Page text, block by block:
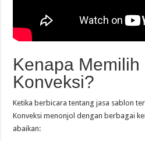
Kenapa Memilih
Konveksi?
Ketika berbicara tentang jasa sablon
Konveksi menonjol dengan berbagai
abaikan: